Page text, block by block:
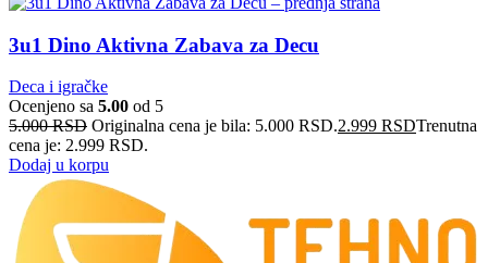
3u1 Dino Aktivna Zabava za Decu
Deca i igračke
Ocenjeno sa 5.00 od 5
5.000RSD Originalna cena je bila: 5.000 RSD.2.999 RSDTrenutna
cena je: 2.999 RSD.
Dodaj u korpu